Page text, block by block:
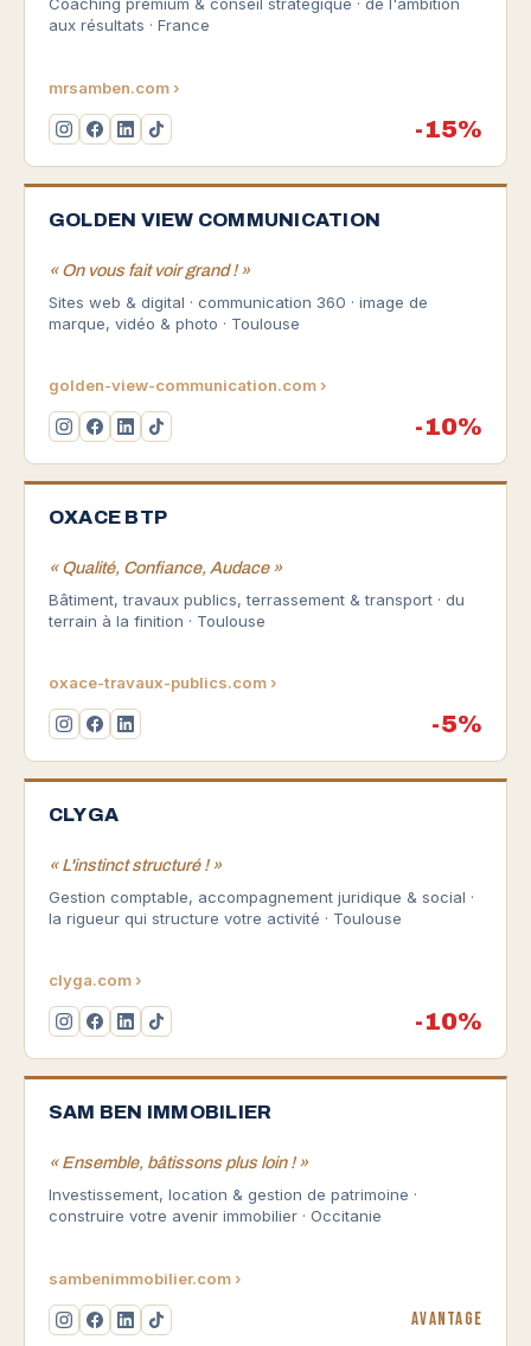
Coaching premium & conseil stratégique · de l'ambition
aux résultats · France
mrsamben.com ›
-15%
GOLDEN VIEW COMMUNICATION
« On vous fait voir grand ! »
Sites web & digital · communication 360 · image de
marque, vidéo & photo · Toulouse
golden-view-communication.com ›
-10%
OXACE BTP
« Qualité, Confiance, Audace »
Bâtiment, travaux publics, terrassement & transport · du
terrain à la finition · Toulouse
oxace-travaux-publics.com ›
-5%
CLYGA
« L'instinct structuré ! »
Gestion comptable, accompagnement juridique & social ·
la rigueur qui structure votre activité · Toulouse
clyga.com ›
-10%
SAM BEN IMMOBILIER
« Ensemble, bâtissons plus loin ! »
Investissement, location & gestion de patrimoine ·
construire votre avenir immobilier · Occitanie
sambenimmobilier.com ›
Avantage